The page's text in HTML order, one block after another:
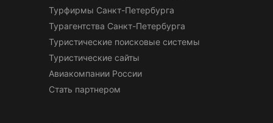
Турфирмы Санкт-Петербурга
Турагентства Санкт-Петербурга
Туристические поисковые системы
Туристические сайты
Авиакомпании России
Стать партнером